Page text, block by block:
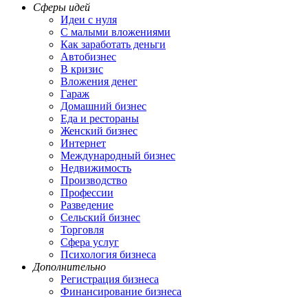
Сферы идей
Идеи с нуля
С малыми вложениями
Как заработать деньги
Автобизнес
В кризис
Вложения денег
Гараж
Домашний бизнес
Еда и рестораны
Женский бизнес
Интернет
Международный бизнес
Недвижимость
Производство
Профессии
Разведение
Сельский бизнес
Торговля
Сфера услуг
Психология бизнеса
Дополнительно
Регистрация бизнеса
Финансирование бизнеса